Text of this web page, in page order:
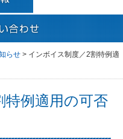
らせ > インボイス制度／2割特例適
特例適用の可否